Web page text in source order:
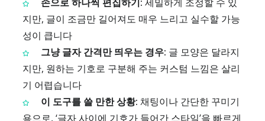
지만, 글이 조금만 길어져도 매우 느리고 실수할 가능
성이 큽니다
그냥 글자 간격만 띄우는 경우: 글 모양은 달라지
지만, 원하는 기호로 구분해 주는 커스텀 느낌은 살리
기 어렵습니다
이 도구를 쓸 만한 상황: 채팅이나 간단한 꾸미기
용으로, ‘글자 사이에 기호가 들어간 스타일’을 빠르게